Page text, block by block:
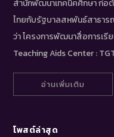
สำนักพัฒนาเทคนิคศึกษา ก่อ
ไทยกับรัฐบาลสหพันธ์สาธาร
ว่า โครงการพัฒนาสื่อการเรี
Teaching Aids Center :
อ่านเพิ่มเติม
โพสต์ล่าสุด